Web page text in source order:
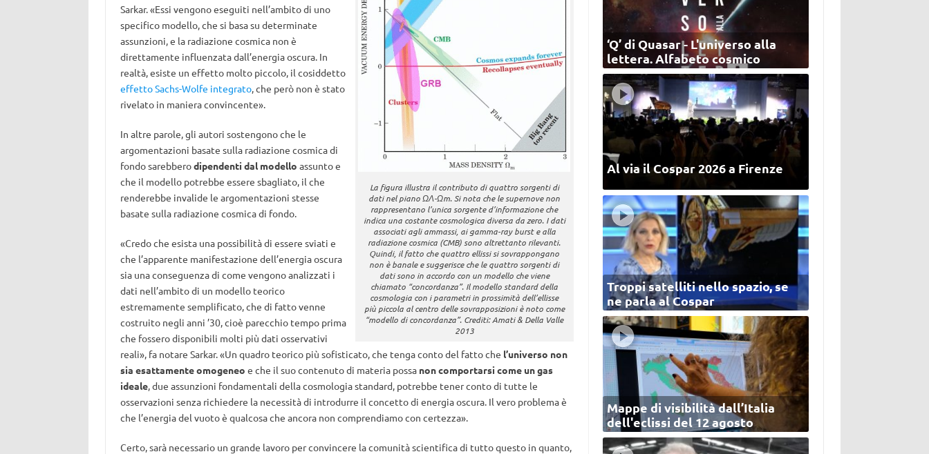
La figura illustra il contributo di quattro sorgenti di
dati nel piano ΩΛ-Ωm. Si nota che le supernove non
rappresentano l’unica sorgente d’informazione che
indica una costante cosmologica diversa da zero. I dati
associati agli ammassi, ai gamma-ray burst e alla
radiazione cosmica (CMB) sono altrettanto rilevanti.
Quindi, il fatto che quattro ellissi si sovrappongano
non è banale e suggerisce che le quattro sorgenti di
dati sono in accordo con un modello che viene
chiamato “concordanza”. Il modello standard della
cosmologia con i parametri in prossimità dell’ellisse
più piccola al centro delle sovrapposizioni è noto come
“modello di concordanza”. Crediti: Amati & Della Valle
2013
Sarkar. «Essi vengono eseguiti nell’ambito di uno
specifico modello, che si basa su determinate
assunzioni, e la radiazione cosmica non è
direttamente influenzata dall’energia oscura. In
realtà, esiste un effetto molto piccolo, il cosiddetto
effetto Sachs-Wolfe integrato, che però non è stato
rivelato in maniera convincente».
In altre parole, gli autori sostengono che le
argomentazioni basate sulla radiazione cosmica di
fondo sarebberodipendenti dal modello assunto e
che il modello potrebbe essere sbagliato, il che
renderebbe invalide le argomentazioni stesse
basate sulla radiazione cosmica di fondo.
«Credo che esista una possibilità di essere sviati e
che l’apparente manifestazione dell’energia oscura
sia una conseguenza di come vengono analizzati i
dati nell’ambito di un modello teorico
estremamente semplificato, che di fatto venne
costruito negli anni ’30, cioè parecchio tempo prima
che fossero disponibili molti più dati osservativi
reali», fa notare Sarkar. «Un quadro teorico più sofisticato, che tenga conto del fatto che l’universo non
sia esattamente omogeneo e che il suo contenuto di materia possa non comportarsi come un gas
ideale, due assunzioni fondamentali della cosmologia standard, potrebbe tener conto di tutte le
osservazioni senza richiedere la necessità di introdurre il concetto di energia oscura. Il vero problema è
che l’energia del vuoto è qualcosa che ancora non comprendiamo con certezza».
Certo, sarà necessario un grande lavoro per convincere la comunità scientifica di tutto questo in quanto,
‘Q’ di Quasar - L'universo alla
lettera. Alfabeto cosmico
Al via il Cospar 2026 a Firenze
Troppi satelliti nello spazio, se
ne parla al Cospar
Mappe di visibilità dall’Italia
dell'eclissi del 12 agosto